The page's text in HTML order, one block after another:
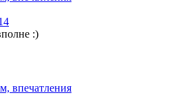
:)
впечатления